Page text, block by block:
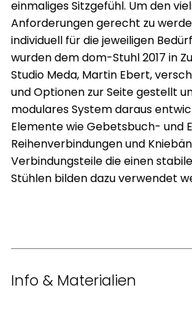
einmaliges Sitzgefühl. Um den
Anforderungen gerecht zu
individuell für die jeweiligen
wurden dem dom-Stuhl 2017 in
Studio Meda, Martin Ebert,
und Optionen zur Seite gestellt
modulares System daraus
Elemente wie Gebetsbuch- und
Reihenverbindungen und
Verbindungsteile die einen
Stühlen bilden dazu verwendet
Info & Materialien